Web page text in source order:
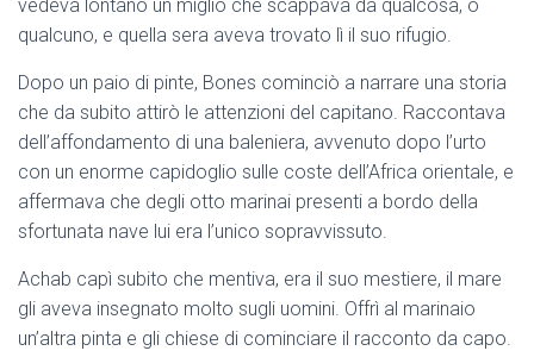
vedeva lontano un miglio che scappava da qualcosa, o
qualcuno, e quella sera aveva trovato lì il suo rifugio.
Dopo un paio di pinte, Bones cominciò a narrare una storia
che da subito attirò le attenzioni del capitano. Raccontava
dell’affondamento di una baleniera, avvenuto dopo l’urto
con un enorme capidoglio sulle coste dell’Africa orientale, e
affermava che degli otto marinai presenti a bordo della
sfortunata nave lui era l’unico sopravvissuto.
Achab capì subito che mentiva, era il suo mestiere, il mare
gli aveva insegnato molto sugli uomini. Offrì al marinaio
un’altra pinta e gli chiese di cominciare il racconto da capo.